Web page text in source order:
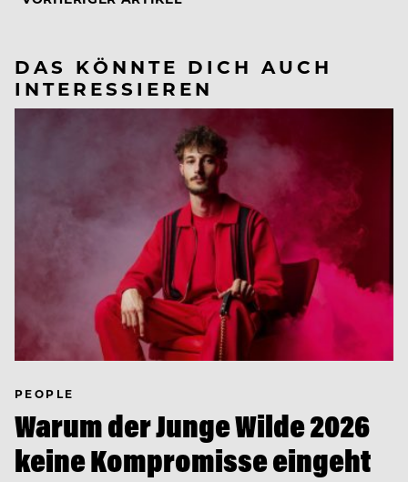
DAS KÖNNTE DICH AUCH
INTERESSIEREN
PEOPLE
Warum der Junge Wilde 2026
keine Kompromisse eingeht